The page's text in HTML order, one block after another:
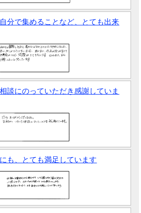
分で集めることなど、とても出来
談にのっていただき感謝していま
も、とても満足しています